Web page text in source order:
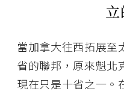
當加拿大往西拓展至
省的聯邦，原來魁北
現在只是十省之一。